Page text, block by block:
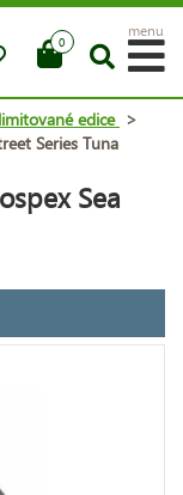
0
menu
edice >
Series Tuna
Sea